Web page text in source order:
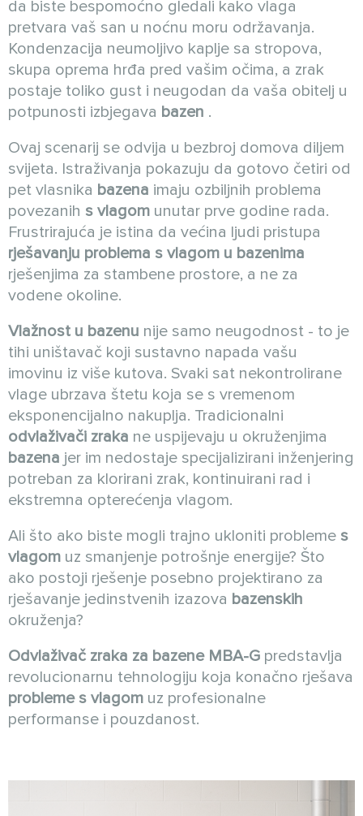
da biste bespomoćno gledali kako vlaga
pretvara vaš san u noćnu moru održavanja.
Kondenzacija neumoljivo kaplje sa stropova,
skupa oprema hrđa pred vašim očima, a zrak
postaje toliko gust i neugodan da vaša obitelj u
potpunosti izbjegava bazen .
Ovaj scenarij se odvija u bezbroj domova diljem
svijeta. Istraživanja pokazuju da gotovo četiri od
pet vlasnika bazena imaju ozbiljnih problema
povezanih s vlagom unutar prve godine rada.
Frustrirajuća je istina da većina ljudi pristupa
rješavanju problema s vlagom u bazenima
rješenjima za stambene prostore, a ne za
vodene okoline.
Vlažnost u bazenu nije samo neugodnost - to je
tihi uništavač koji sustavno napada vašu
imovinu iz više kutova. Svaki sat nekontrolirane
vlage ubrzava štetu koja se s vremenom
eksponencijalno nakuplja. Tradicionalni
odvlaživači zraka ne uspijevaju u okruženjima
bazena jer im nedostaje specijalizirani inženjering
potreban za klorirani zrak, kontinuirani rad i
ekstremna opterećenja vlagom.
Ali što ako biste mogli trajno ukloniti probleme s
vlagom uz smanjenje potrošnje energije? Što
ako postoji rješenje posebno projektirano za
rješavanje jedinstvenih izazova bazenskih
okruženja?
Odvlaživač zraka za bazene MBA-G predstavlja
revolucionarnu tehnologiju koja konačno rješava
probleme s vlagom uz profesionalne
performanse i pouzdanost.